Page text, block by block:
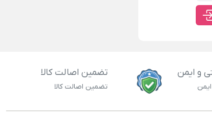
و ایمن تضمین اصالت کالا
تضمین اصالت کالا